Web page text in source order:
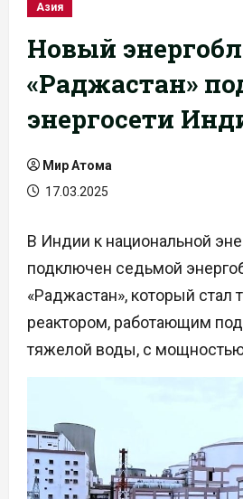
Азия
Новый
«Раджастан»
энергосети
Мир Атома
17.03.2025
В Индии к национальной
подключен седьмой
«Раджастан», который стал
реактором, работающим
тяжелой воды, с